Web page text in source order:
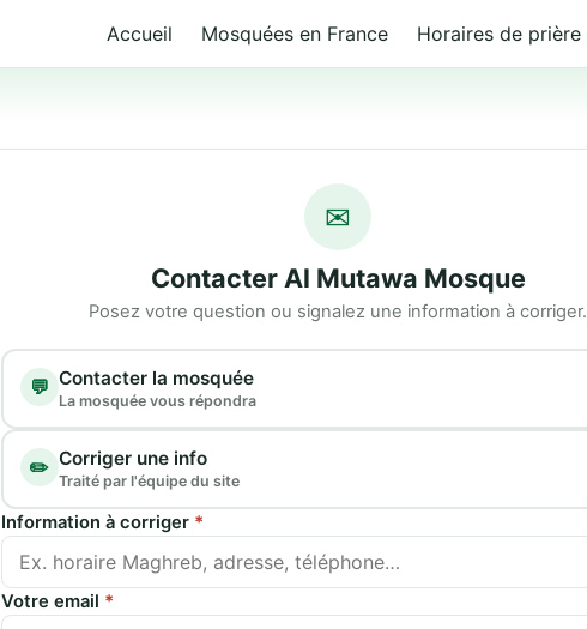
Accueil Mosquées en France Horaires de prière
✉
Contacter Al Mutawa Mosque
Posez votre question ou signalez une information à corriger.
Type de demande
💬 Contacter la mosquée
La mosquée vous répondra
✏️ Corriger une info
Traité par l'équipe du site
Information à corriger *
Votre email *